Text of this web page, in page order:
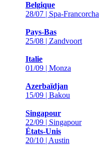
Belgique
28/07 | Spa-
Pays-Bas
25/08 | Zandvoort
Italie
01/09 | Monza
Azerbaïdjan
15/09 | Bakou
Singapour
22/09 | Singapour
États-Unis
20/10 | Austin